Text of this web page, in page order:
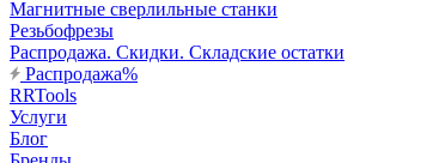
Магнитные сверлильные станки
Резьбофрезы
Распродажа. Скидки. Складские остатки
Распродажа%
RRTools
Услуги
Блог